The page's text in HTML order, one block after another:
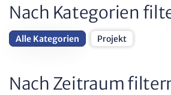
Nach Kategorien
Alle Kategorien Projekt
Nach Zeitraum